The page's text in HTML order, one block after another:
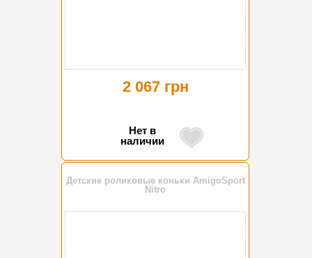
2 067 грн
Нет в
наличии
Детские роликовые коньки AmigoSport
Nitro